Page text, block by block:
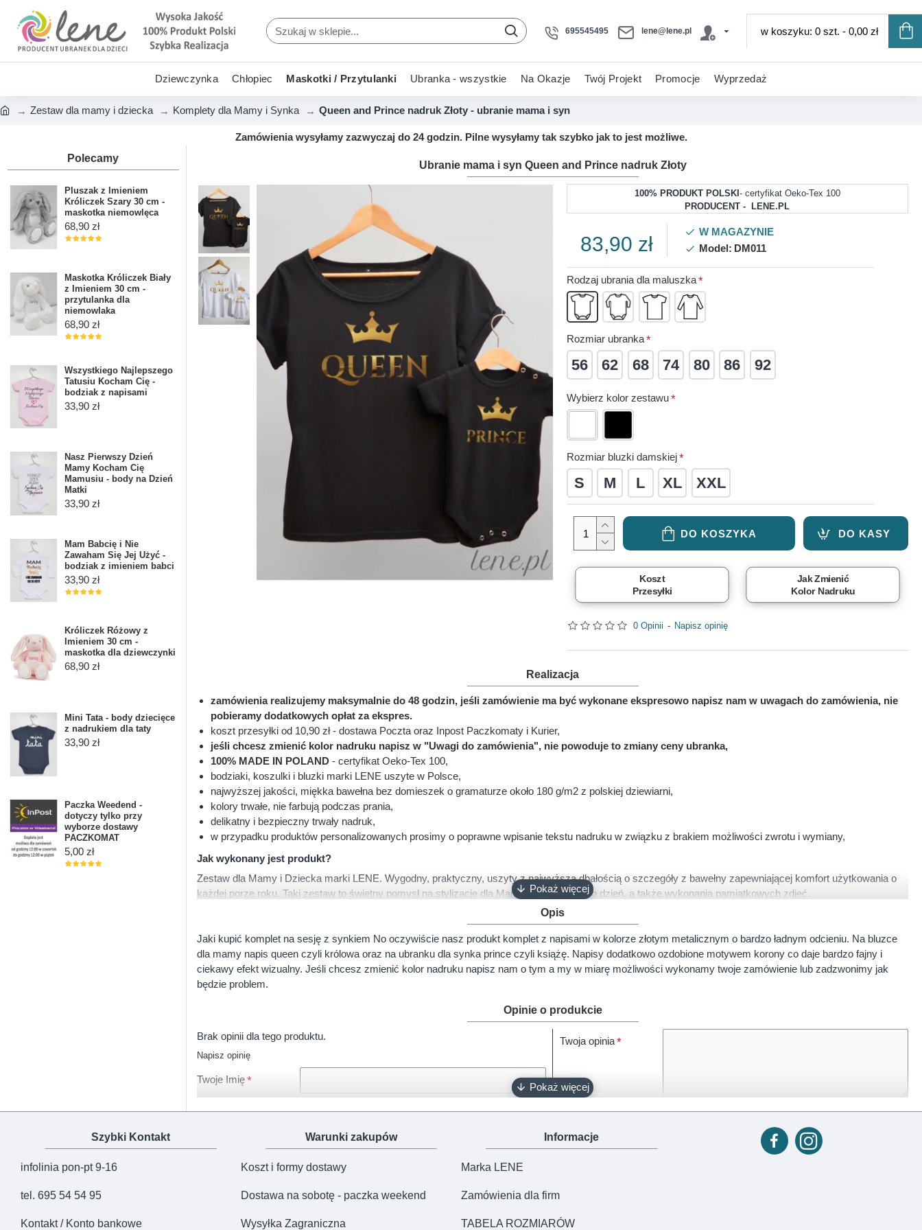
695545495 lene@lene.pl w koszyku: 0 szt. - 0,00 zł
Dziewczynka Chłopiec Maskotki / Przytulanki Ubranka - wszystkie Na Okazje Twój Projekt Promocje Wyprzedaż
Zestaw dla mamy i dziecka Komplety dla Mamy i Synka Queen and Prince nadruk Złoty - ubranie mama i syn
Zamówienia wysyłamy zazwyczaj do 24 godzin. Pilne wysyłamy tak szybko jak to jest możliwe.
Polecamy
Pluszak z Imieniem
Króliczek Szary 30 cm -
maskotka niemowlęca
68,90 zł
Maskotka Króliczek Biały
z Imieniem 30 cm -
przytulanka dla
niemowlaka
68,90 zł
Wszystkiego Najlepszego
Tatusiu Kocham Cię -
bodziak z napisami
33,90 zł
Nasz Pierwszy Dzień
Mamy Kocham Cię
Mamusiu - body na Dzień
Matki
33,90 zł
Mam Babcię i Nie
Zawaham Się Jej Użyć -
bodziak z imieniem babci
33,90 zł
Króliczek Różowy z
Imieniem 30 cm -
maskotka dla dziewczynki
68,90 zł
Mini Tata - body dziecięce
z nadrukiem dla taty
33,90 zł
Paczka Weedend -
dotyczy tylko przy
wyborze dostawy
PACZKOMAT
5,00 zł
Ubranie mama i syn Queen and Prince nadruk Złoty
100% PRODUKT POLSKI - certyfikat Oeko-Tex 100
PRODUCENT - LENE.PL
0 Opinii - Napisz opinię
83,90 zł
W MAGAZYNIE
Model: DM011
Rodzaj ubrania dla maluszka
Rozmiar ubranka
56 62 68 74 80 86 92
Wybierz kolor zestawu
Rozmiar bluzki damskiej
S M L XL XXL
DO KOSZYKA DO KASY
Koszt
Przesyłki
Jak Zmienić
Kolor Nadruku
Realizacja
zamówienia realizujemy maksymalnie do 48 godzin, jeśli zamówienie ma być wykonane ekspresowo napisz nam w uwagach do zamówienia, nie
pobieramy dodatkowych opłat za ekspres.
koszt przesyłki od 10,90 zł - dostawa Poczta oraz Inpost Paczkomaty i Kurier,
jeśli chcesz zmienić kolor nadruku napisz w "Uwagi do zamówienia", nie powoduje to zmiany ceny ubranka,
100% MADE IN POLAND - certyfikat Oeko-Tex 100,
bodziaki, koszulki i bluzki marki LENE uszyte w Polsce,
najwyższej jakości, miękka bawełna bez domieszek o gramaturze około 180 g/m2 z polskiej dziewiarni,
kolory trwałe, nie farbują podczas prania,
delikatny i bezpieczny trwały nadruk,
w przypadku produktów personalizowanych prosimy o poprawne wpisanie tekstu nadruku w związku z brakiem możliwości zwrotu i wymiany,
Jak wykonany jest produkt?
Zestaw dla Mamy i Dziecka marki LENE. Wygodny, praktyczny, uszyty z najwyższą dbałością o szczegóły z bawełny zapewniającej komfort użytkowania o
każdej porze roku. Taki zestaw to świetny pomysł na stylizację dla Mamy i Dziecka na co dzień, a także wykonania pamiątkowych zdjęć.
Bluzka damska marki LENE o lekko luźnym, taliowanym kroju podkreślającym figurę Mamy. Posiada delikatnie wywinięte, modne rękawy. Uszyta w Polsce z
bawełny bez domieszek, pochodzącej z polskiej dziewiarni i farbiarni. Nasza bluzka wyróżnia się przede wszystkim jakością materiału, z jakiego została
uszyta, a także starannym wykonaniem.
Bodziaki i koszulki marki LENE uszyte są w Polsce z bawełny interlock i obszyte lamówką. Posiadają zapięcia na dwa napy u góry oraz trzy napy (body) u
dołu co pozwala łatwo przebrać Maluszka. Bawełna, z której szyjemy body i koszulki, pochodzi z polskiej dziewiarni i farbiarni spełniającej wymogi standardów
dla dzieci do lat 3. Skóra dzieci, ubranych w nasze produkty jest więc bezpieczna.
Jakie może być przeznaczenie naszego zestawu dla mamy i dziecka?
Nasze zestawy Mama i Dziecko polecamy do stylizacji podczas sesji urodzinowych, rodzinnych, świątecznych, a także okolicznościowych. U nas masz
Opis
Jaki kupić komplet na sesję z synkiem No oczywiście nasz produkt komplet z napisami w kolorze złotym metalicznym o bardzo ładnym odcieniu. Na bluzce
dla mamy napis queen czyli królowa oraz na ubranku dla synka prince czyli książę. Napisy dodatkowo ozdobione motywem korony co daje bardzo fajny i
ciekawy efekt wizualny. Jeśli chcesz zmienić kolor nadruku napisz nam o tym a my w miarę możliwości wykonamy twoje zamówienie lub zadzwonimy jak
będzie problem.
Opinie o produkcie
Brak opinii dla tego produktu.
Napisz opinię
Twoje Imię
Twoja opinia
Szybki Kontakt
infolinia pon-pt 9-16
tel. 695 54 54 95
Kontakt / Konto bankowe
Warunki zakupów
Koszt i formy dostawy
Dostawa na sobotę - paczka weekend
Wysyłka Zagraniczna
Informacje
Marka LENE
Zamówienia dla firm
TABELA ROZMIARÓW